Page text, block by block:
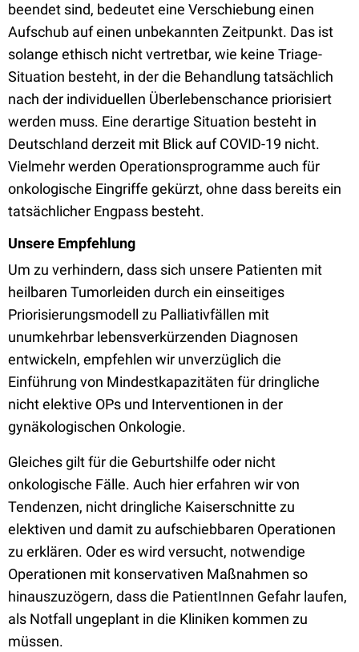
beendet sind, bedeutet eine Verschiebung einen
Aufschub auf einen unbekannten Zeitpunkt. Das ist
solange ethisch nicht vertretbar, wie keine Triage-
Situation besteht, in der die Behandlung tatsächlich
nach der individuellen Überlebenschance priorisiert
werden muss. Eine derartige Situation besteht in
Deutschland derzeit mit Blick auf COVID-19 nicht.
Vielmehr werden Operationsprogramme auch für
onkologische Eingriffe gekürzt, ohne dass bereits ein
tatsächlicher Engpass besteht.
Unsere Empfehlung
Um zu verhindern, dass sich unsere Patienten mit
heilbaren Tumorleiden durch ein einseitiges
Priorisierungsmodell zu Palliativfällen mit
unumkehrbar lebensverkürzenden Diagnosen
entwickeln, empfehlen wir unverzüglich die
Einführung von Mindestkapazitäten für dringliche
nicht elektive OPs und Interventionen in der
gynäkologischen Onkologie.
Gleiches gilt für die Geburtshilfe oder nicht
onkologische Fälle. Auch hier erfahren wir von
Tendenzen, nicht dringliche Kaiserschnitte zu
elektiven und damit zu aufschiebbaren Operationen
zu erklären. Oder es wird versucht, notwendige
Operationen mit konservativen Maßnahmen so
hinauszuzögern, dass die PatientInnen Gefahr laufen,
als Notfall ungeplant in die Kliniken kommen zu
müssen.